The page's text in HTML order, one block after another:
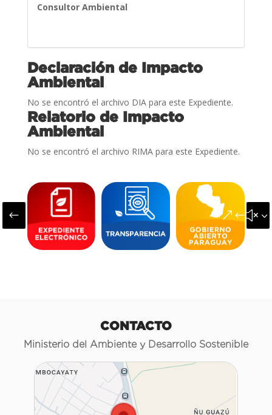
Consultor Ambiental
Declaración de Impacto
Ambiental
No se encontró el archivo DIA para este Expediente.
Relatorio de Impacto
Ambiental
No se encontró el archivo RIMA para este Expediente.
#
CONTACTO
Ministerio del Ambiente y Desarrollo Sostenible